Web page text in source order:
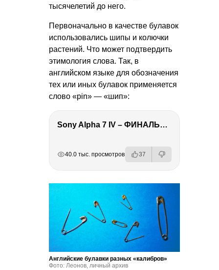
тысячелетий до него.
Первоначально в качестве булавок
использовались шипы и колючки
растений. Что может подтвердить
этимология слова. Так, в
английском языке для обозначения
тех или иных булавок применяется
слово «pin» — «шип»:
Sony Alpha 7 IV – ФИНАЛЬНЫЙ ОБЗОР
40.0 тыс. просмотров 37
Английские булавки разных «калибров»
Фото: Леонов, личный архив